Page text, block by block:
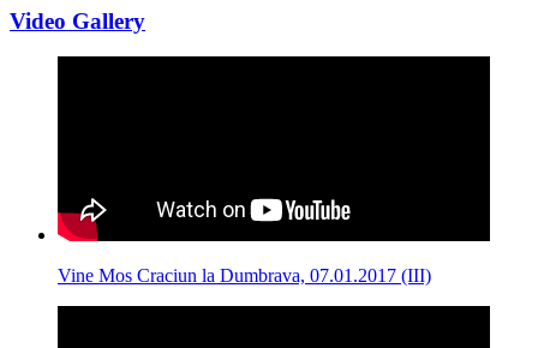
Video Gallery
Vine Mos Craciun la Dumbrava, 07.01.2017 (III)